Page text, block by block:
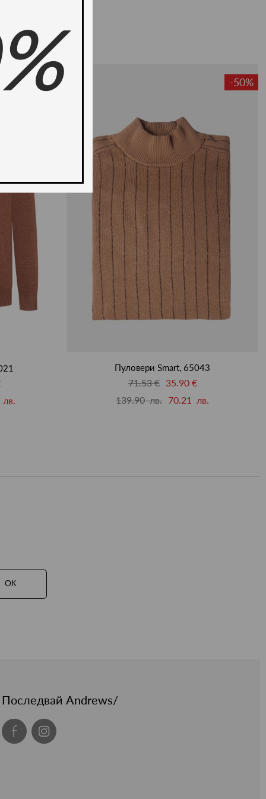
ново -20% -50%
Пуловери Smart, 65043
71.53 €
35.90 €
139.90 лв. 70.21 лв.
ОК
Последвай Andrews/